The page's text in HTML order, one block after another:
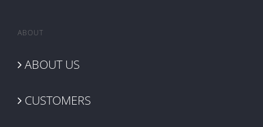
ABOUT
ABOUT US
CUSTOMERS